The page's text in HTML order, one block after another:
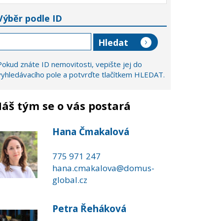
podle ID
znáte ID nemovitosti, vepište jej do
pole a potvrďte tlačítkem HLEDAT.
tým se o vás postará
Hana Čmakalová
775 971 247
hana.cmakalova@domus-
global.cz
Petra Řeháková